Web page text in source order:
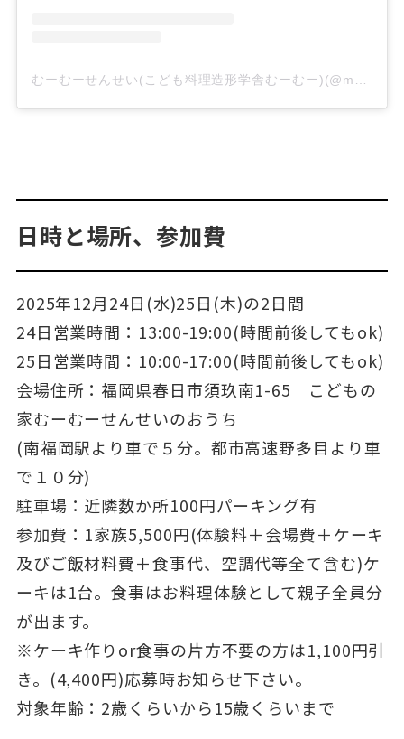
日時と場所、参加費
2025年12月24日(水)25日(木)の2日間
24日営業時間：13:00-19:00(時間前後してもok)
25日営業時間：10:00-17:00(時間前後してもok)
会場住所：福岡県春日市須玖南1-65 こどもの
家むーむーせんせいのおうち
(南福岡駅より車で５分。都市高速野多目より車
で１０分)
駐車場：近隣数か所100円パーキング有
参加費：1家族5,500円(体験料＋会場費＋ケーキ
及びご飯材料費＋食事代、空調代等全て含む)ケ
ーキは1台。食事はお料理体験として親子全員分
が出ます。
※ケーキ作りor食事の片方不要の方は1,100円引
き。(4,400円)応募時お知らせ下さい。
対象年齢：2歳くらいから15歳くらいまで